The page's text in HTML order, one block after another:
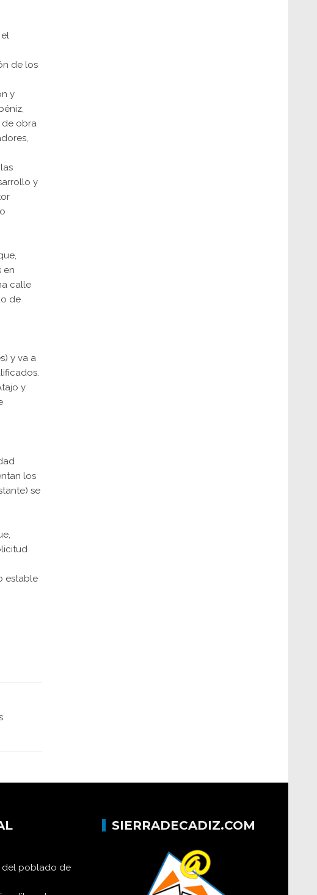
de los
y
de obra
y
en
calle
de
y va a
y
los
se
estable
del poblado de
SIERRADECADIZ.COM